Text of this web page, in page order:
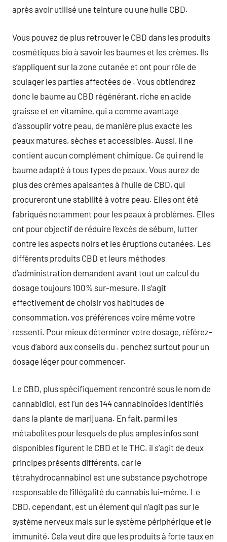
après avoir utilisé une teinture ou une huile CBD.
Vous pouvez de plus retrouver le CBD dans les produits
cosmétiques bio à savoir les baumes et les crèmes. Ils
s’appliquent sur la zone cutanée et ont pour rôle de
soulager les parties affectées de . Vous obtiendrez
donc le baume au CBD régénérant, riche en acide
graisse et en vitamine, qui a comme avantage
d’assouplir votre peau, de manière plus exacte les
peaux matures, sèches et accessibles. Aussi, il ne
contient aucun complément chimique. Ce qui rend le
baume adapté à tous types de peaux. Vous aurez de
plus des crèmes apaisantes à l’huile de CBD, qui
procureront une stabilité à votre peau. Elles ont été
fabriqués notamment pour les peaux à problèmes. Elles
ont pour objectif de réduire l’excès de sébum, lutter
contre les aspects noirs et les éruptions cutanées. Les
différents produits CBD et leurs méthodes
d’administration demandent avant tout un calcul du
dosage toujours 100% sur-mesure. Il s’agit
effectivement de choisir vos habitudes de
consommation, vos préférences voire même votre
ressenti. Pour mieux déterminer votre dosage, référez-
vous d’abord aux conseils du . penchez surtout pour un
dosage léger pour commencer.
Le CBD, plus spécifiquement rencontré sous le nom de
cannabidiol, est l’un des 144 cannabinoïdes identifiés
dans la plante de marijuana. En fait, parmi les
métabolites pour lesquels de plus amples infos sont
disponibles figurent le CBD et le THC. il s’agit de deux
principes présents différents, car le
tétrahydrocannabinol est une substance psychotrope
responsable de l’illégalité du cannabis lui-même. Le
CBD, cependant, est un élement qui n’agit pas sur le
système nerveux mais sur le système périphérique et le
immunité. Cela veut dire que les produits à forte taux en